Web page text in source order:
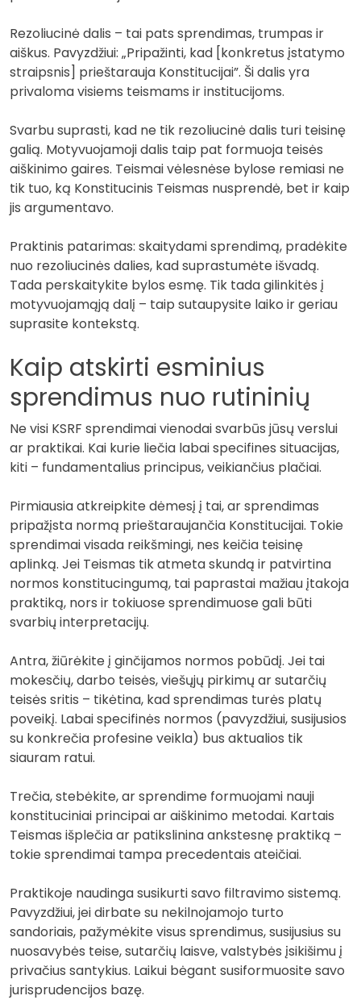
Rezoliucinė dalis – tai pats sprendimas, trumpas ir
aiškus. Pavyzdžiui: „Pripažinti, kad [konkretus įstatymo
straipsnis] prieštarauja Konstitucijai”. Ši dalis yra
privaloma visiems teismams ir institucijoms.
Svarbu suprasti, kad ne tik rezoliucinė dalis turi teisinę
galią. Motyvuojamoji dalis taip pat formuoja teisės
aiškinimo gaires. Teismai vėlesnėse bylose remiasi ne
tik tuo, ką Konstitucinis Teismas nusprendė, bet ir kaip
jis argumentavo.
Praktinis patarimas: skaitydami sprendimą, pradėkite
nuo rezoliucinės dalies, kad suprastumėte išvadą.
Tada perskaitykite bylos esmę. Tik tada gilinkitės į
motyvuojamąją dalį – taip sutaupysite laiko ir geriau
suprasite kontekstą.
Kaip atskirti esminius
sprendimus nuo rutininių
Ne visi KSRF sprendimai vienodai svarbūs jūsų verslui
ar praktikai. Kai kurie liečia labai specifines situacijas,
kiti – fundamentalius principus, veikiančius plačiai.
Pirmiausia atkreipkite dėmesį į tai, ar sprendimas
pripažįsta normą prieštaraujančia Konstitucijai. Tokie
sprendimai visada reikšmingi, nes keičia teisinę
aplinką. Jei Teismas tik atmeta skundą ir patvirtina
normos konstitucingumą, tai paprastai mažiau įtakoja
praktiką, nors ir tokiuose sprendimuose gali būti
svarbių interpretacijų.
Antra, žiūrėkite į ginčijamos normos pobūdį. Jei tai
mokesčių, darbo teisės, viešųjų pirkimų ar sutarčių
teisės sritis – tikėtina, kad sprendimas turės platų
poveikį. Labai specifinės normos (pavyzdžiui, susijusios
su konkrečia profesine veikla) bus aktualios tik
siauram ratui.
Trečia, stebėkite, ar sprendime formuojami nauji
konstituciniai principai ar aiškinimo metodai. Kartais
Teismas išplečia ar patikslinina ankstesnę praktiką –
tokie sprendimai tampa precedentais ateičiai.
Praktikoje naudinga susikurti savo filtravimo sistemą.
Pavyzdžiui, jei dirbate su nekilnojamojo turto
sandoriais, pažymėkite visus sprendimus, susijusius su
nuosavybės teise, sutarčių laisve, valstybės įsikišimu į
privačius santykius. Laikui bėgant susiformuosite savo
jurisprudencijos bazę.